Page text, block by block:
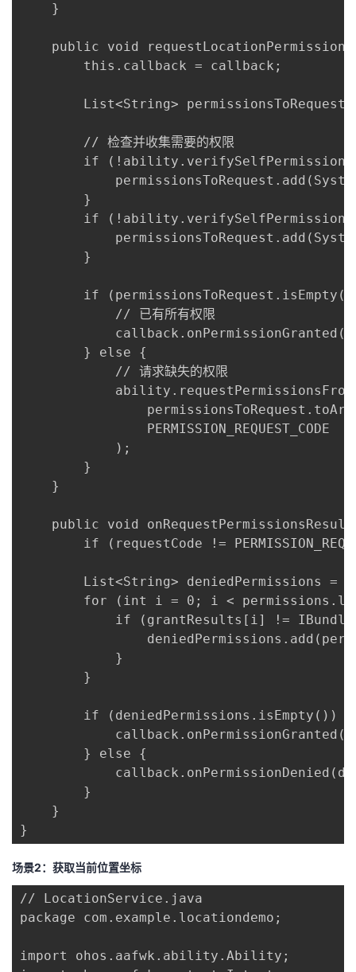
    }
public void
        this.callback = callback;
List<String> permissionsToRequest
        // 检查并收集需要的权限
if
        }
if
        }
if
            // 已有所有权限
        } else {
            // 请求缺失的权限
                PERMISSION_REQUEST_CODE
            );
        }
    }
public void
if (requestCode !=
List<String> deniedPermissions =
for (int i = 0; i <
if (grantResults[i] !=
            }
        }
        if (deniedPermissions.isEmpty()) {
        } else {
        }
    }
}
场景2：获取当前位置坐标
// LocationService.java
package com.example.locationdemo;
import ohos.aafwk.ability.Ability;